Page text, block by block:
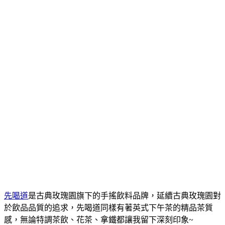
先喝道是古典玫瑰園旗下的手搖飲料品牌，延續古典玫瑰園對
於飲品品質的追求，先喝道同樣有著英式下午茶的精品茶質
感，無論特調茶飲、花茶、拿鐵都讓我留下深刻印象~